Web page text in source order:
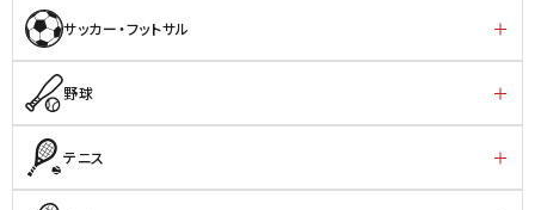
サッカー・フットサル
野球
テニス